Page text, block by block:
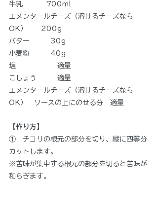
牛乳　　　 700ml
エメンタールチーズ（溶けるチーズなら
OK）　　200g
バター　　　30g
小麦粉　　　40g
塩　　　　　　適量
こしょう　　　適量
エメンタールチーズ（溶けるチーズなら
OK）　ソースの上にのせる分　適量
【作り方】
①　チコリの根元の部分を切り、縦に四等分
カットします。
※苦味が集中する根元の部分を切ると苦味が
和らぎます。